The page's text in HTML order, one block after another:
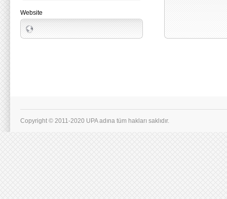
Website
Copyright © 2011-2020 UPA adına tüm hakları saklıdır.